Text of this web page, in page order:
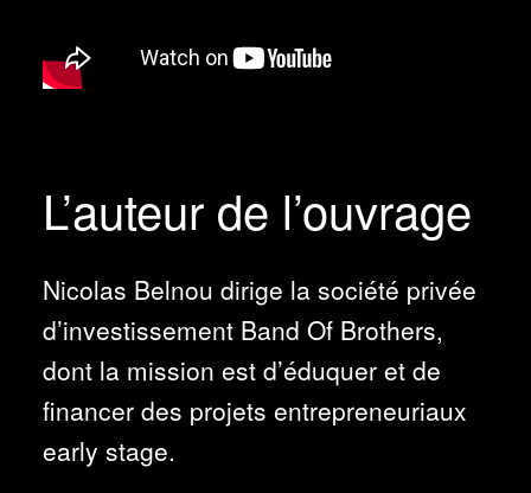
L’auteur de l’ouvrage
Nicolas Belnou dirige la société privée
d’investissement Band Of Brothers,
dont la mission est d’éduquer et de
financer des projets entrepreneuriaux
early stage.